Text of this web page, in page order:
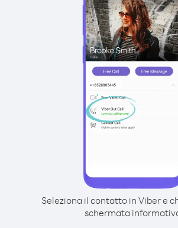
Seleziona il contatto in Viber e
schermata